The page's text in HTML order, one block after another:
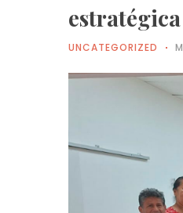
estratégica
UNCATEGORIZED